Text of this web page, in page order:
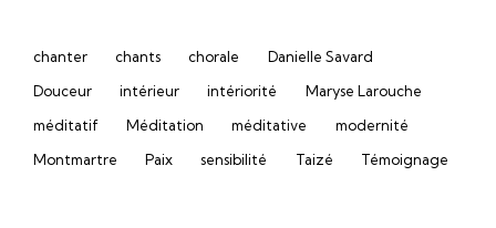
chanter chants chorale
Danielle Savard
Douceur
intérieur intériorité
Maryse Larouche
méditatif
Méditation méditative
modernité
Montmartre
Paix sensibilité Taizé Témoignage